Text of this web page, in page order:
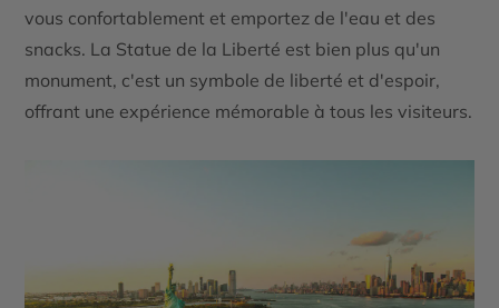
vous confortablement et emportez de l'eau et des
snacks. La Statue de la Liberté est bien plus qu'un
monument, c'est un symbole de liberté et d'espoir,
offrant une expérience mémorable à tous les visiteurs.